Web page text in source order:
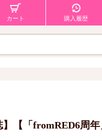
カート 購入履歴
【「fromRED6周